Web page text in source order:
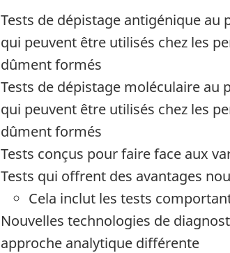
Tests de dépistage antigénique
qui peuvent être utilisés chez les
dûment formés
Tests de dépistage moléculaire
qui peuvent être utilisés chez les
dûment formés
Tests conçus pour faire face aux
Tests qui offrent des avantages
Cela inclut les tests
Nouvelles technologies de
approche analytique différente